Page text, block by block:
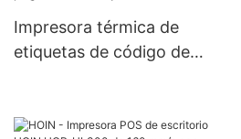
Impresora térmica de
etiquetas de código de
Bluetooth